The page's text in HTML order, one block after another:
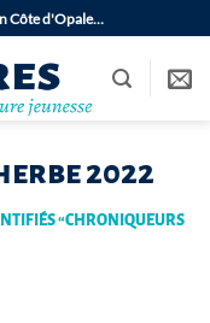
Côte d'Opale…
2022
“CHRONIQUEURS